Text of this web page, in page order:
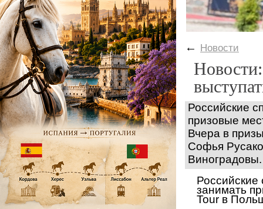
← Новости
Российские
призовые
Вчера в
Софья
Виноградовы.
занимать
Tour в